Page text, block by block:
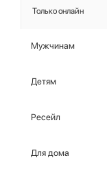
Только онлайн
Мужчинам
Детям
Ресейл
Для дома